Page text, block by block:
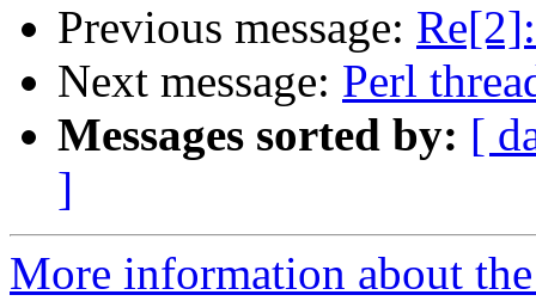
Previous message:
Next message: Perl
Messages sorted by: [
]
More information about